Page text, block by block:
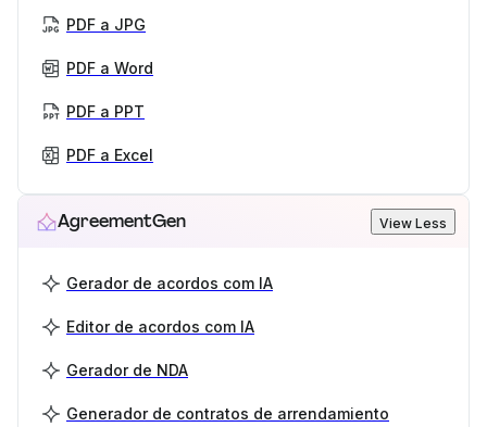
PDF a JPG
PDF a Word
PDF a PPT
PDF a Excel
AgreementGen View Less
Gerador de acordos com IA
Editor de acordos com IA
Gerador de NDA
Generador de contratos de arrendamiento